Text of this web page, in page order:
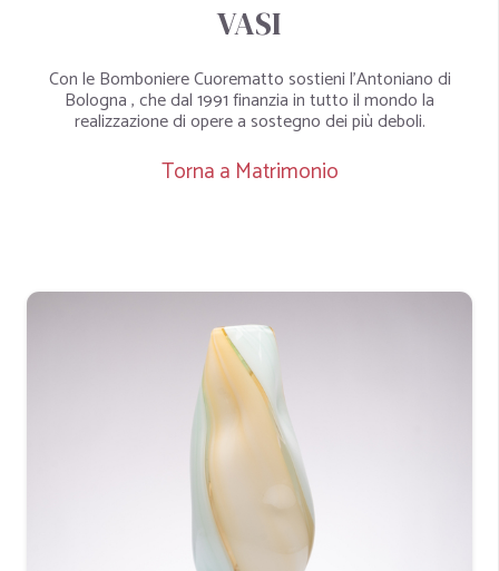
VASI
Con le Bomboniere Cuorematto sostieni l’Antoniano di
Bologna , che dal 1991 finanzia in tutto il mondo la
realizzazione di opere a sostegno dei più deboli.
Torna a Matrimonio